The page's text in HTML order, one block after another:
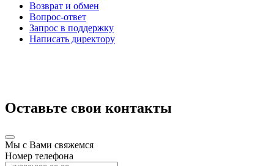
Возврат и обмен
Вопрос-ответ
Запрос в поддержку
Написать директору
Оставьте свои контакты
Мы с Вами свяжемся
Номер телефона